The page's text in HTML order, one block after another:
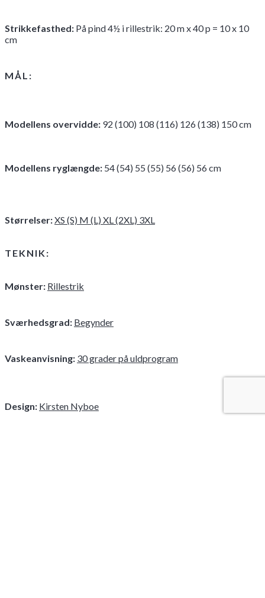
Strikkefasthed: På pind 4½ i rillestrik: 20 m x 40 p = 10 x 10
cm
MÅL:
Modellens overvidde: 92 (100) 108 (116) 126 (138) 150 cm
Modellens ryglængde: 54 (54) 55 (55) 56 (56) 56 cm
Størrelser:XS (S) M (L) XL (2XL) 3XL
TEKNIK:
Mønster: Rillestrik
Sværhedsgrad: Begynder
Vaskeanvisning: 30 grader på uldprogram
Design: Kirsten Nyboe